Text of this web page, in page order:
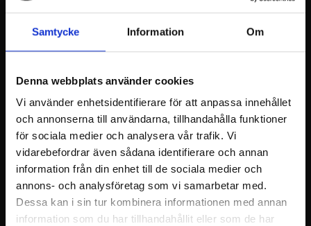
Samtycke Information Om
Denna webbplats använder cookies
Vi använder enhetsidentifierare för att anpassa innehållet
och annonserna till användarna, tillhandahålla funktioner
för sociala medier och analysera vår trafik. Vi
vidarebefordrar även sådana identifierare och annan
information från din enhet till de sociala medier och
annons- och analysföretag som vi samarbetar med.
Dessa kan i sin tur kombinera informationen med annan
information som du har tillhandahållit eller som de har
Välkomna med och njuta av sommarkvällen på
Billnäs bruks Scarlett O’Karis terass.
Recover uppträder 4.7.2025 från klockan 19:30.
Recover är ett rockband från Raseborg.
Grundades 2020 som en liten trio som snabbt
blev ett ordentligt band.
I uppställningen är Anders Smeds, Janne Vidfält,
Fredrik Lindholm, Oliver Gustafsson och Staffan
Lundmark.
Recovers dynamiska låtlista innehåller rockiga
coverlåtar från Stig och Green Day till Tina Turner
och Roxette.